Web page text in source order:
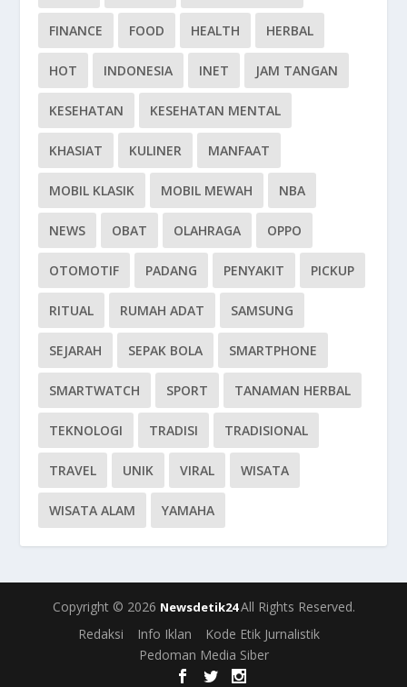
FINANCE FOOD HEALTH HERBAL
HOT INDONESIA INET JAM TANGAN
KESEHATAN KESEHATAN MENTAL
KHASIAT KULINER MANFAAT
MOBIL KLASIK MOBIL MEWAH NBA
NEWS OBAT OLAHRAGA OPPO
OTOMOTIF PADANG PENYAKIT PICKUP
RITUAL RUMAH ADAT SAMSUNG
SEJARAH SEPAK BOLA SMARTPHONE
SMARTWATCH SPORT TANAMAN HERBAL
TEKNOLOGI TRADISI TRADISIONAL
TRAVEL UNIK VIRAL WISATA
WISATA ALAM YAMAHA
Copyright © 2026 Newsdetik24All Rights Reserved.
Redaksi
Info Iklan
Kode Etik Jurnalistik
Pedoman Media Siber